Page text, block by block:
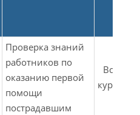
Проверка знаний
работников по
оказанию первой
помощи
пострадавшим
Все
курсы